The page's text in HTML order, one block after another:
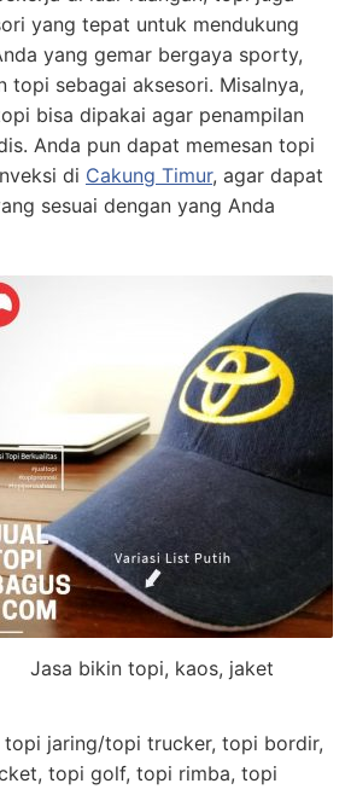
yang tepat untuk mendukung
yang gemar bergaya sporty,
topi sebagai aksesori. Misalnya,
bisa dipakai agar penampilan
Anda pun dapat memesan topi
di Cakung Timur, agar dapat
sesuai dengan yang Anda
Jasa bikin topi, kaos, jaket
topi jaring/topi trucker, topi bordir,
topi golf, topi rimba, topi